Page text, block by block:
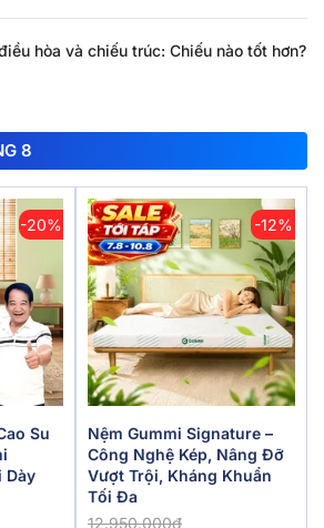
hòa và chiếu trúc: Chiếu nào tốt hơn?
8
-20%
Su
Dày
-12%
Nệm Gummi Signature –
Công Nghệ Kép, Nâng Đỡ
Vượt Trội, Kháng Khuẩn
Tối Đa
12.950.000đ